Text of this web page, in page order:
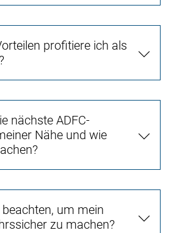
profitiere ich als
nächste ADFC-
Nähe und wie
um mein
zu machen?